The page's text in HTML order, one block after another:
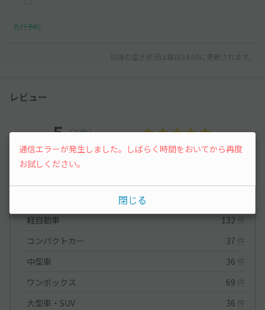
先行予約
以降の空き状況は毎日24:00に更新されます。
レビュー
5（2件）
満足度
軽自動車
132 件
コンパクトカー
37 件
中型車
36 件
ワンボックス
69 件
大型車・SUV
36 件
通信エラーが発生しました。しばらく時間をおいてから再度
お試しください。
閉じる